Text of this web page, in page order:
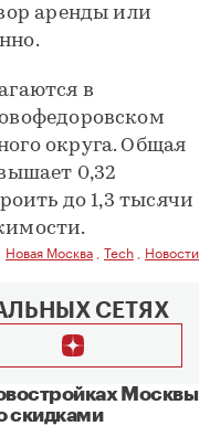
аренды или
в
округа. Общая
0,32
до 1,3 тысячи
Новая Москва Tech Новости
СЕТЯХ
Москвы
скидками